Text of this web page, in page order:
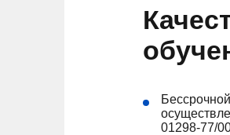
01298-77/